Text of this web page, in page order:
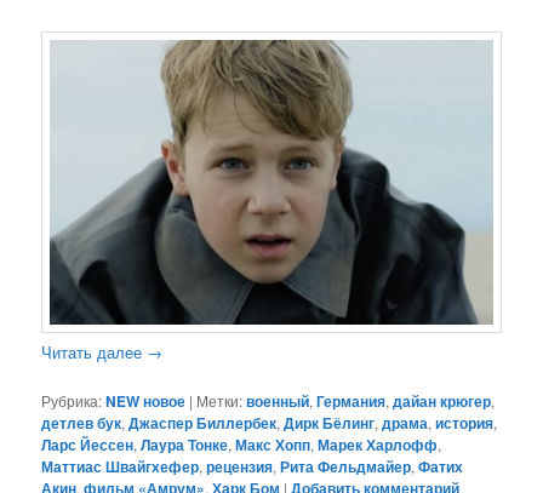
Читать далее →
Рубрика:NEW новое | Метки:военный,Германия,дайан крюгер,
детлев бук,Джаспер Биллербек,Дирк Бёлинг,драма,история,
Ларс Йессен,Лаура Тонке,Макс Хопп,Марек Харлофф,
Маттиас Швайгхефер,рецензия,Рита Фельдмайер,Фатих
Акин,фильм «Амрум»,Харк Бом |Добавить комментарий